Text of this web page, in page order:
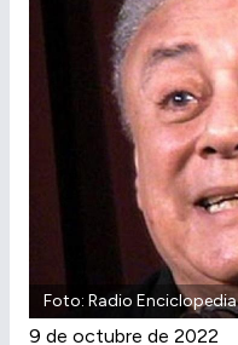
Foto: Radio Enciclopedia
9 de octubre de 2022